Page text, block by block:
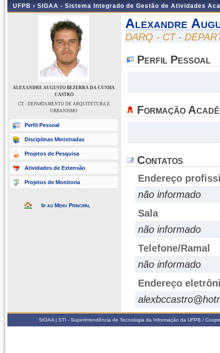
UFPB › SIGAA - Sistema Integrado de Gestão de Atividades
ALEXANDRE AUGUSTO BEZERRA DA CUNHA
CASTRO
CT - DEPARTAMENTO DE ARQUITETURA E
URBANISMO
Perfil Pessoal
Disciplinas Ministradas
Projetos de Pesquisa
Atividades de Extensão
Projetos de Monitoria
Ir ao Menu Principal
Alexandre
DARQ - CT -
Perfil Pessoal
Formação
Contatos
Endereço
não informado
Sala
não informado
Telefone/Ramal
não informado
Endereço
SIGAA | STI - Superintendência de Tecnologia da Informação da UFPB /